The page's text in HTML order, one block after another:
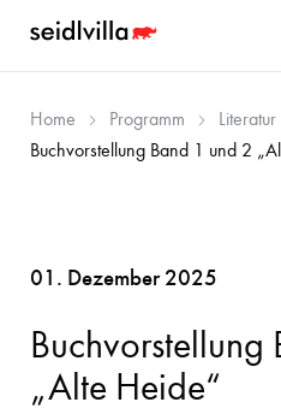
Home Programm
Literatur
Buchvorstellung Band 1 und 2
01. Dezember 2025
Buchvorstellung
„Alte Heide“